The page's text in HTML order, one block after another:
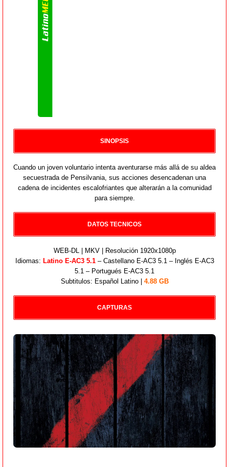
SINOPSIS
Cuando un joven voluntario intenta aventurarse más allá de su aldea
secuestrada de Pensilvania, sus acciones desencadenan una
cadena de incidentes escalofriantes que alterarán a la comunidad
para siempre.
DATOS TECNICOS
WEB-DL | MKV | Resolución 1920x1080p
Idiomas: Latino E-AC3 5.1– Castellano E-AC3 5.1 – Inglés E-AC3
5.1 – Portugués E-AC3 5.1
Subtitulos: Español Latino | 4.88 GB
CAPTURAS